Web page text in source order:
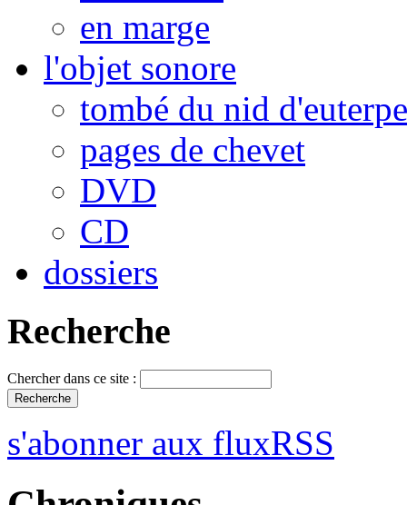
en marge
l'objet sonore
tombé du nid d'euterpe
pages de chevet
DVD
CD
dossiers
Recherche
Chercher dans ce site :
s'abonner aux fluxRSS